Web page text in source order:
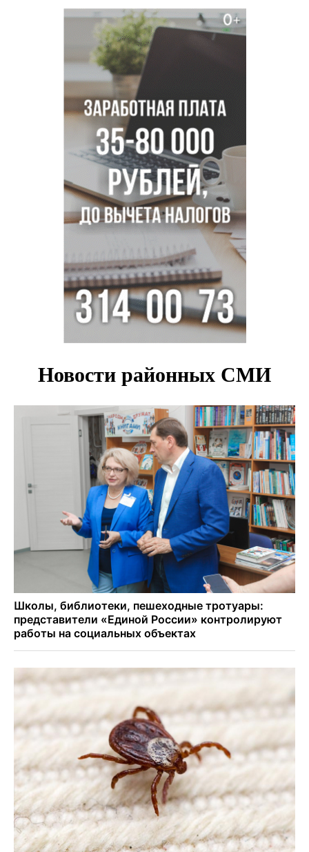
Транспортная прокуратура проверит S7 после инцидента
в аэропорту Норильска
500 литров ухи сварили новосибирцам на
Бугринском пляже
Под Новосибирском двое пострадали в ДТП с
перевернувшейся «ГАЗелью»